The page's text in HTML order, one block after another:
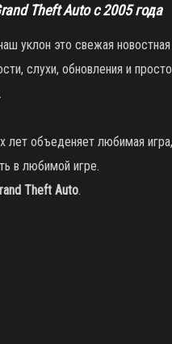
Theft Auto с 2005 года
уклон это свежая новостная
слухи, обновления и просто
лет объеденяет любимая игра,
в любимой игре.
Theft Auto.